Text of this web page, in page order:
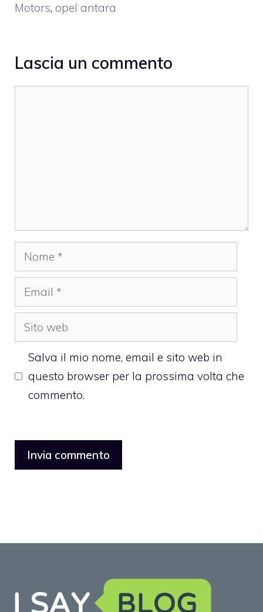
Motors, opel antara
Lascia un commento
Nome
Email
Sito
web
Salva il mio nome, email e sito web in
questo browser per la prossima volta che
commento.